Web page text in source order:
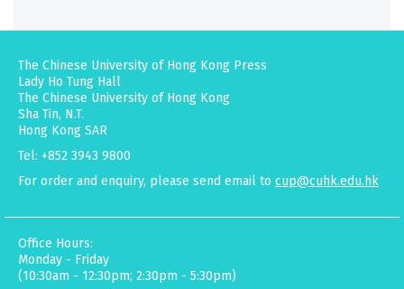
The Chinese University of Hong Kong Press
Lady Ho Tung Hall
The Chinese University of Hong Kong
Sha Tin, N.T.
Hong Kong SAR
Tel: +852 3943 9800
For order and enquiry, please send email to cup@cuhk.edu.hk
Office Hours:
Monday - Friday
(10:30am - 12:30pm; 2:30pm - 5:30pm)